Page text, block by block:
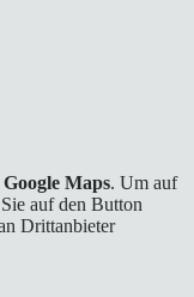
Google Maps. Um auf
auf den Button
Drittanbieter